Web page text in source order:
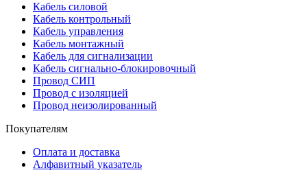
Кабель силовой
Кабель контрольный
Кабель управления
Кабель монтажный
Кабель для сигнализации
Кабель сигнально-блокировочный
Провод СИП
Провод с изоляцией
Провод неизолированный
Покупателям
Оплата и доставка
Алфавитный указатель